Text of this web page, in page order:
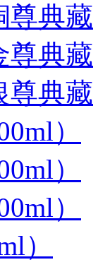
尊典藏
尊典藏
尊典藏
）
）
）
）